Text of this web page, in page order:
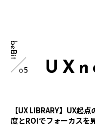
U X n
【UX LIBRARY】UX
度とROIでフォーカスを